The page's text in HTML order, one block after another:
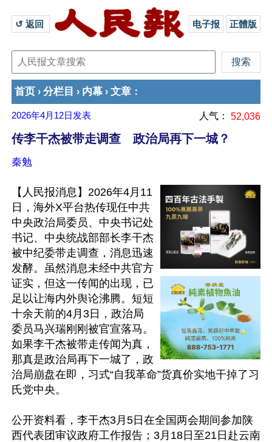
↺ 返回 电子报 正體版
首页 › 分栏目 › 内幕 › 文章 ：
2026年4月12日 发表 人气： 52,036
传李干杰被带走调查 政治局再下一城？
秦勉
【人民报消息】2026年4月11
日，海外X平台热传现任中共
中央政治局委员、中央书记处
书记、中央统战部部长李干杰
被中纪委带走调查，消息迅速
发酵。虽然消息未经中共官方
证实，但这一传闻的出现，已
足以让海内外舆论沸腾。短短
十余天前的4月3日，政治局
委员马兴瑞刚刚被官宣落马。
如果李干杰被带走传闻为真，
那真是政治局再下一城了，政
治局崩盘在即，习式“自我革命”货真价实地干掉了习
氏党中央。
公开资料看，李干杰3月5日在全国两会期间参加陕
西代表团审议政府工作报告；3月18日至21日赴云南